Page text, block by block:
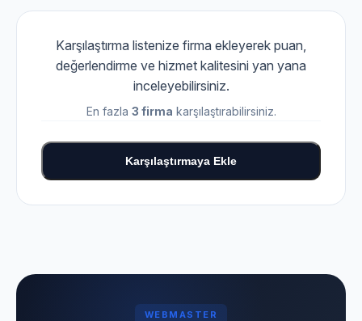
Karşılaştırma listenize firma ekleyerek puan,
değerlendirme ve hizmet kalitesini yan yana
inceleyebilirsiniz.
En fazla 3 firma karşılaştırabilirsiniz.
Karşılaştırmaya Ekle
WEBMASTER